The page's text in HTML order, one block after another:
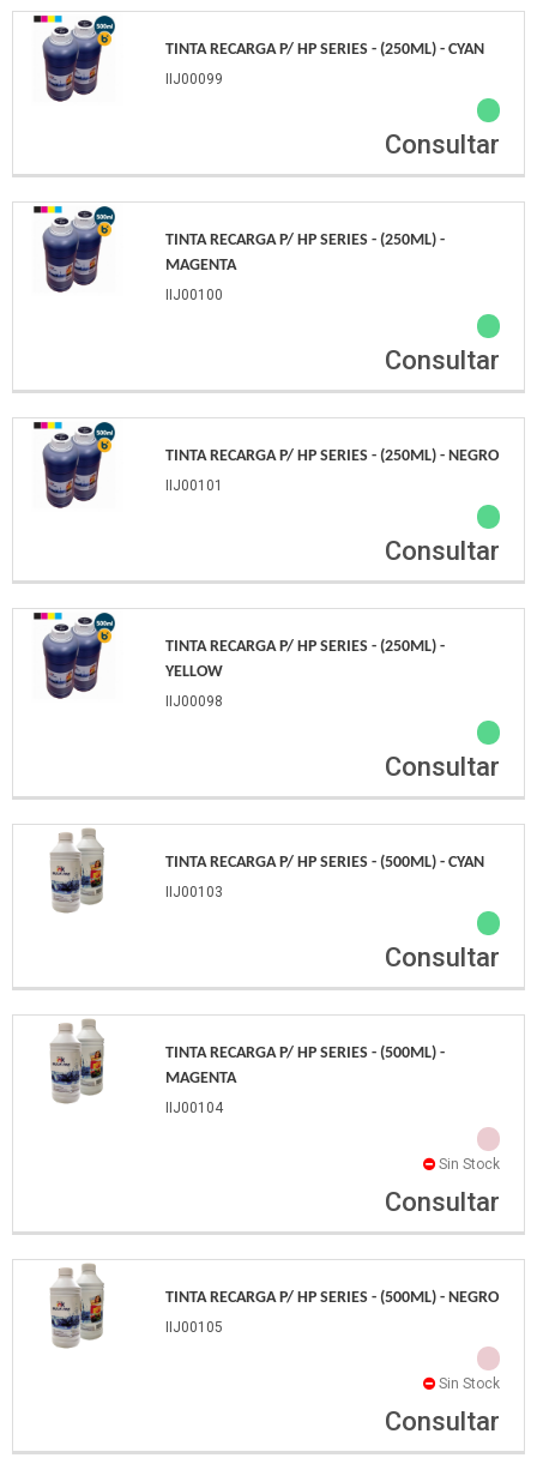
TINTA RECARGA P/ HP SERIES - (250ML) - CYAN
IIJ00099
Consultar
TINTA RECARGA P/ HP SERIES - (250ML) -
MAGENTA
IIJ00100
Consultar
TINTA RECARGA P/ HP SERIES - (250ML) - NEGRO
IIJ00101
Consultar
TINTA RECARGA P/ HP SERIES - (250ML) -
YELLOW
IIJ00098
Consultar
TINTA RECARGA P/ HP SERIES - (500ML) - CYAN
IIJ00103
Consultar
TINTA RECARGA P/ HP SERIES - (500ML) -
MAGENTA
IIJ00104
Sin Stock
Consultar
TINTA RECARGA P/ HP SERIES - (500ML) - NEGRO
IIJ00105
Sin Stock
Consultar